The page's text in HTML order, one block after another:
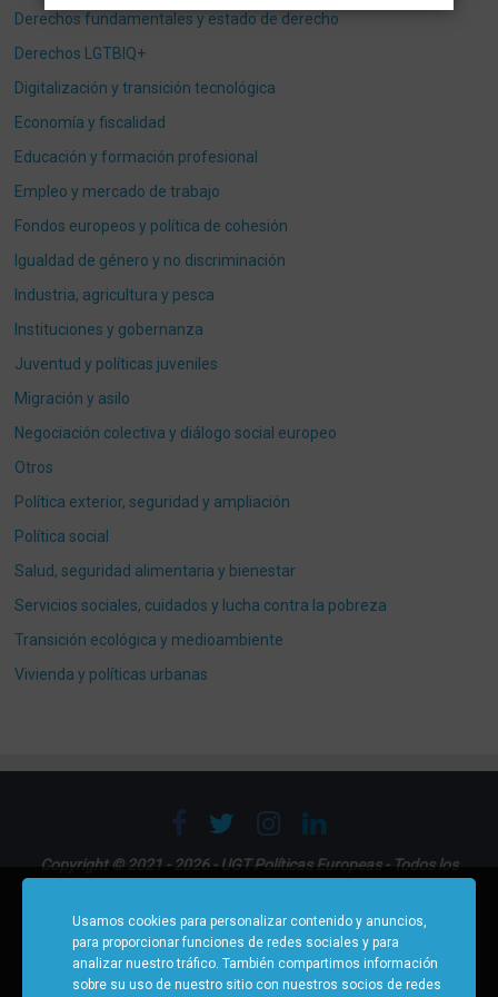
Derechos fundamentales y estado de derecho
Derechos LGTBIQ+
Digitalización y transición tecnológica
Economía y fiscalidad
Educación y formación profesional
Empleo y mercado de trabajo
Fondos europeos y política de cohesión
Igualdad de género y no discriminación
Industria, agricultura y pesca
Instituciones y gobernanza
Juventud y políticas juveniles
Migración y asilo
Negociación colectiva y diálogo social europeo
Otros
Política exterior, seguridad y ampliación
Política social
Salud, seguridad alimentaria y bienestar
Servicios sociales, cuidados y lucha contra la pobreza
Transición ecológica y medioambiente
Vivienda y políticas urbanas
Copyright © 2021 - 2026 - UGT Políticas Europeas - Todos los
Dirección:Avenida de América 25, Planta 8ª (28002 - Madrid)
Contacto: 0034915788413 |politicaseuropeas@cec.ugt.org
Usamos cookies para personalizar contenido y anuncios,
para proporcionar funciones de redes sociales y para
analizar nuestro tráfico. También compartimos información
sobre su uso de nuestro sitio con nuestros socios de redes